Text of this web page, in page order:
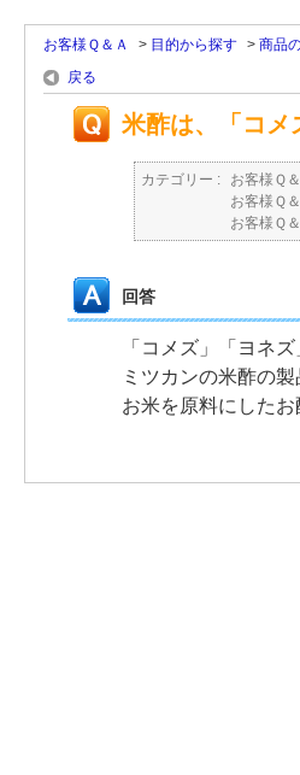
お客様Ｑ＆Ａ > 目的から探す > 商品
戻る
米酢は、「コメ
カテゴリー : お客様Ｑ
お客様Ｑ
お客様Ｑ
回答
「コメズ」「ヨネ
ミツカンの米酢の
お米を原料にした